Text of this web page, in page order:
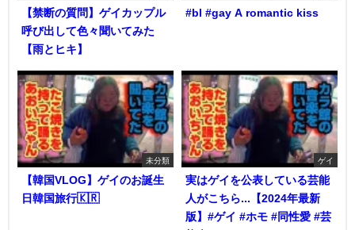
【禁断の質問】ゲイカップル
呼び出して色々聞いてみた
【雨とヒキ】
#bl #gay A romantic kiss
未分類
【韓国VLOG】ゲイのお誕生
日韓国旅行🇰🇷
ゲイ
実はゲイを公表している芸能
人がこちら...【2024年最新
版】#ゲイ #ホモ #同性愛 #芸